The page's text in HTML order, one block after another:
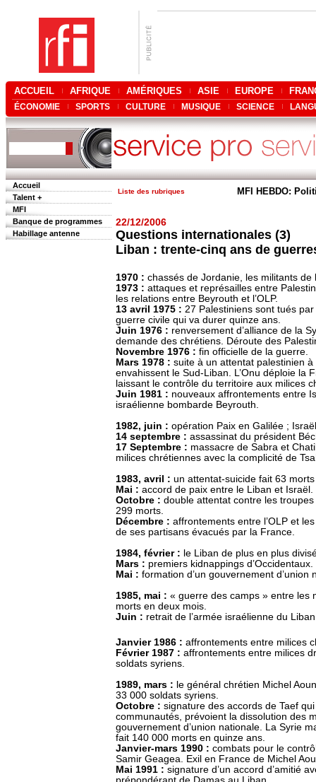
ACCUEIL AFRIQUE AMÉRIQUES ASIE EUROPE
ÉCONOMIE SPORTS CULTURE MUSIQUE SCIENCE
Accueil
Talent +
MFI
Banque de programmes
Habillage antenne
Liste des rubriques MFI HEBDO:
22/12/2006
Questions internationales (3)
Liban : trente-cinq ans de
1970 : chassés de Jordanie, les militants de
1973 : attaques et représailles entre
les relations entre Beyrouth et l’OLP.
13 avril 1975 : 27 Palestiniens sont tués
guerre civile qui va durer quinze ans.
Juin 1976 : renversement d’alliance de la
demande des chrétiens. Déroute des
Novembre 1976 : fin officielle de la guerre.
Mars 1978 : suite à un attentat palestinien
envahissent le Sud-Liban. L’Onu déploie la
laissant le contrôle du territoire aux milices
Juin 1981 : nouveaux affrontements entre
israélienne bombarde Beyrouth.
1982, juin : opération Paix en Galilée ;
14 septembre : assassinat du président
17 Septembre : massacre de Sabra et
milices chrétiennes avec la complicité de
1983, avril : un attentat-suicide fait 63
Mai : accord de paix entre le Liban et Israël.
Octobre : double attentat contre les
299 morts.
Décembre : affrontements entre l’OLP et
de ses partisans évacués par la France.
1984, février : le Liban de plus en plus
Mars : premiers kidnappings d’Occidentaux.
Mai : formation d’un gouvernement d’union
1985, mai : « guerre des camps » entre les
morts en deux mois.
Juin : retrait de l’armée israélienne du
Janvier 1986 : affrontements entre milices
Février 1987 : affrontements entre milices
soldats syriens.
1989, mars : le général chrétien Michel
33 000 soldats syriens.
Octobre : signature des accords de Taef
communautés, prévoient la dissolution des
gouvernement d’union nationale. La Syrie
fait 140 000 morts en quinze ans.
Janvier-mars 1990 : combats pour le
Samir Geagea. Exil en France de Michel
Mai 1991 : signature d’un accord d’amitié